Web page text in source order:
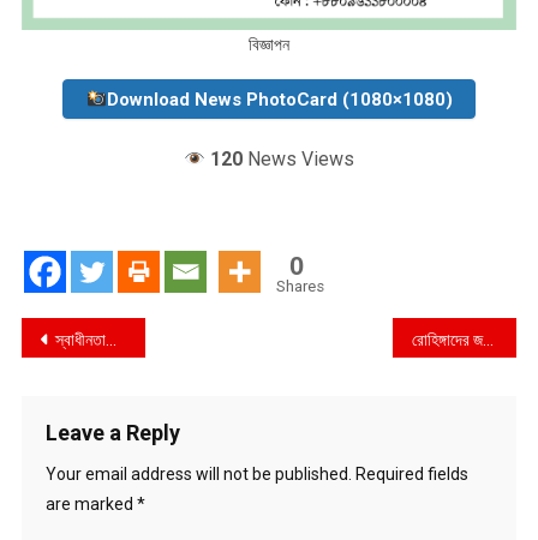
বিজ্ঞাপন
Download News PhotoCard (1080×1080)
120 News Views
0
Shares
Post
স্বাধীনতাবিরোধীদের কোনো চরিত্র নেই : গণপূর্তমন্ত্রী রোহিঙ্গাদের জন্য ‘অস্ত্র তৈরি’: মুক্তির প্রকল্প স্থগিত
Leave a Reply
Your email address will not be published. Required fields
are marked *